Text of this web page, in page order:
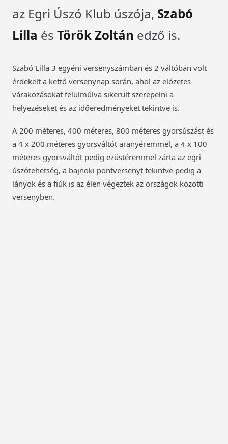
az Egri Úszó Klub úszója, Szabó
Lilla és Török Zoltán edző is.
Szabó Lilla 3 egyéni versenyszámban és 2 váltóban volt
érdekelt a kettő versenynap során, ahol az előzetes
várakozásokat felülmúlva sikerült szerepelni a
helyezéseket és az időeredményeket tekintve is.
A 200 méteres, 400 méteres, 800 méteres gyorsúszást és
a 4 x 200 méteres gyorsváltót aranyéremmel, a 4 x 100
méteres gyorsváltót pedig ezüstéremmel zárta az egri
úszótehetség, a bajnoki pontversenyt tekintve pedig a
lányok és a fiúk is az élen végeztek az országok közötti
versenyben.